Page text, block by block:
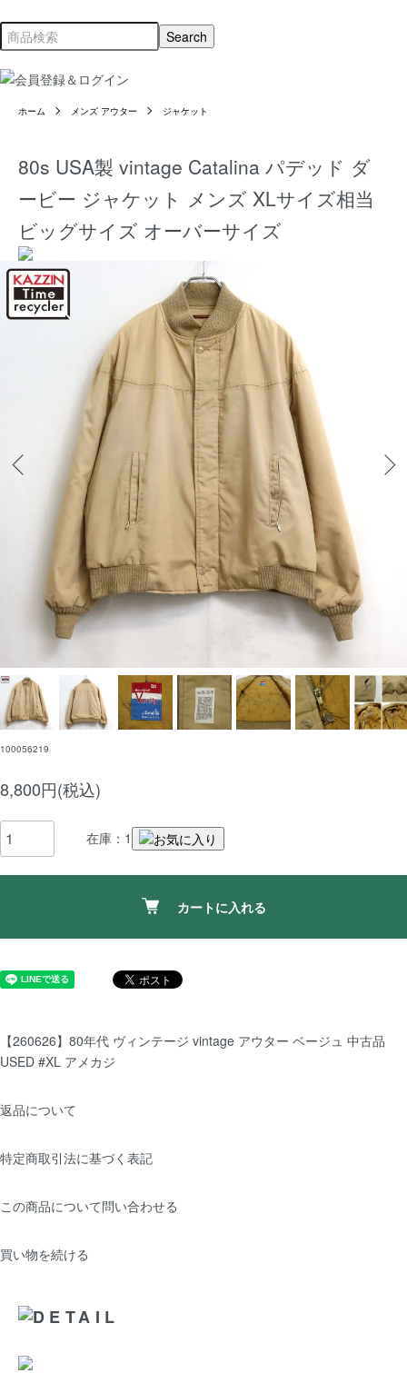
ホーム メンズ アウター ジャケット
80s USA製 vintage Catalina パデッド ダ
ービー ジャケット メンズ XLサイズ相当
ビッグサイズ オーバーサイズ
100056219
8,800円(税込)
在庫：1
カートに入れる
【260626】80年代 ヴィンテージ vintage アウター ベージュ 中古品
USED #XL アメカジ
返品について
特定商取引法に基づく表記
この商品について問い合わせる
買い物を続ける